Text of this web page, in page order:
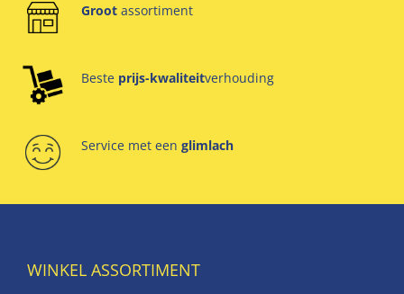
Groot assortiment
Beste prijs-kwaliteitverhouding
Service met een glimlach
WINKEL ASSORTIMENT